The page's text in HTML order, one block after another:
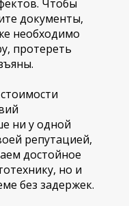
Чтобы
документы,
необходимо
протереть
ни у одной
репутацией,
достойное
но и
без задержек.